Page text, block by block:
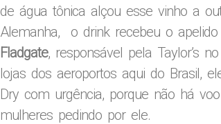
de água tônica alçou esse vinho a
Alemanha, o drink recebeu o
Fladgate, responsável pela Taylor’s
lojas dos aeroportos aqui do Brasil,
Dry com urgência, porque não há
mulheres pedindo por ele.